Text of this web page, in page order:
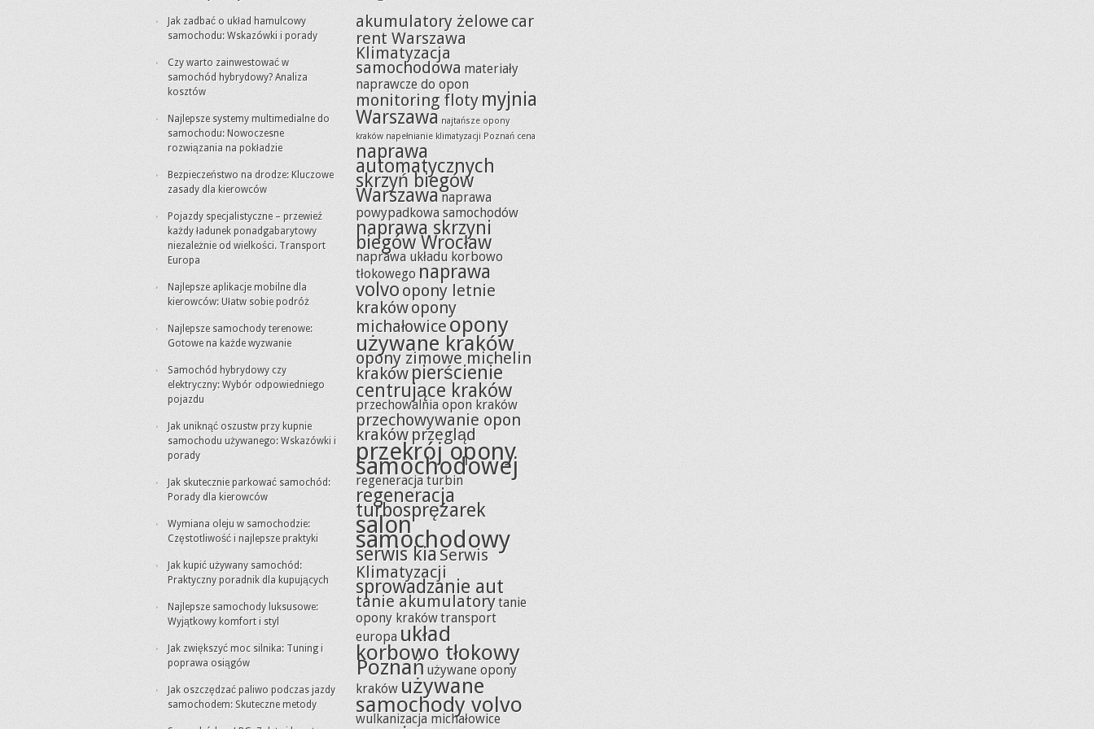
Jak zadbać o układ hamulcowy
samochodu: Wskazówki i porady
Czy warto zainwestować w
samochód hybrydowy? Analiza
kosztów
Najlepsze systemy multimedialne do
samochodu: Nowoczesne
rozwiązania na pokładzie
Bezpieczeństwo na drodze: Kluczowe
zasady dla kierowców
Pojazdy specjalistyczne – przewieź
każdy ładunek ponadgabarytowy
niezależnie od wielkości. Transport
Europa
Najlepsze aplikacje mobilne dla
kierowców: Ułatw sobie podróż
Najlepsze samochody terenowe:
Gotowe na każde wyzwanie
Samochód hybrydowy czy
elektryczny: Wybór odpowiedniego
pojazdu
Jak uniknąć oszustw przy kupnie
samochodu używanego: Wskazówki i
porady
Jak skutecznie parkować samochód:
Porady dla kierowców
Wymiana oleju w samochodzie:
Częstotliwość i najlepsze praktyki
Jak kupić używany samochód:
Praktyczny poradnik dla kupujących
Najlepsze samochody luksusowe:
Wyjątkowy komfort i styl
Jak zwiększyć moc silnika: Tuning i
poprawa osiągów
Jak oszczędzać paliwo podczas jazdy
samochodem: Skuteczne metody
akumulatory żelowecar
rent Warszawa
Klimatyzacja
samochodowa materiały
naprawcze do opon
monitoring floty myjnia
Warszawa najtańsze opony
kraków napełnianie klimatyzacji Poznań cena
naprawa
automatycznych
skrzyń biegów
Warszawa naprawa
powypadkowa samochodów
naprawa skrzyni
biegów Wrocław
naprawa układu korbowo
tłokowego naprawa
volvoopony letnie
krakówopony
michałowiceopony
używane kraków
opony zimowe michelin
kraków pierścienie
centrujące kraków
przechowalnia opon kraków
przechowywanie opon
kraków przegląd
przekrój opony
samochodowej
regeneracja turbin
regeneracja
turbosprężarek
salon
samochodowy
serwis kiaSerwis
Klimatyzacji
sprowadzanie aut
tanie akumulatorytanie
opony krakówtransport
europa układ
korbowo tłokowy
Poznań używane opony
kraków używane
samochody volvo
wulkanizacja michałowice